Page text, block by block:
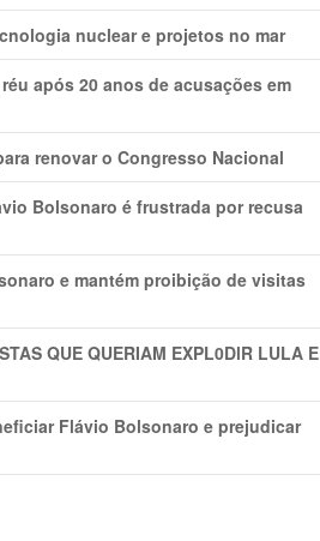
nuclear e projetos no mar
após 20 anos de acusações em
renovar o Congresso Nacional
Bolsonaro é frustrada por recusa
e mantém proibição de visitas
QUE QUERIAM EXPL0DlR LULA E
Flávio Bolsonaro e prejudicar